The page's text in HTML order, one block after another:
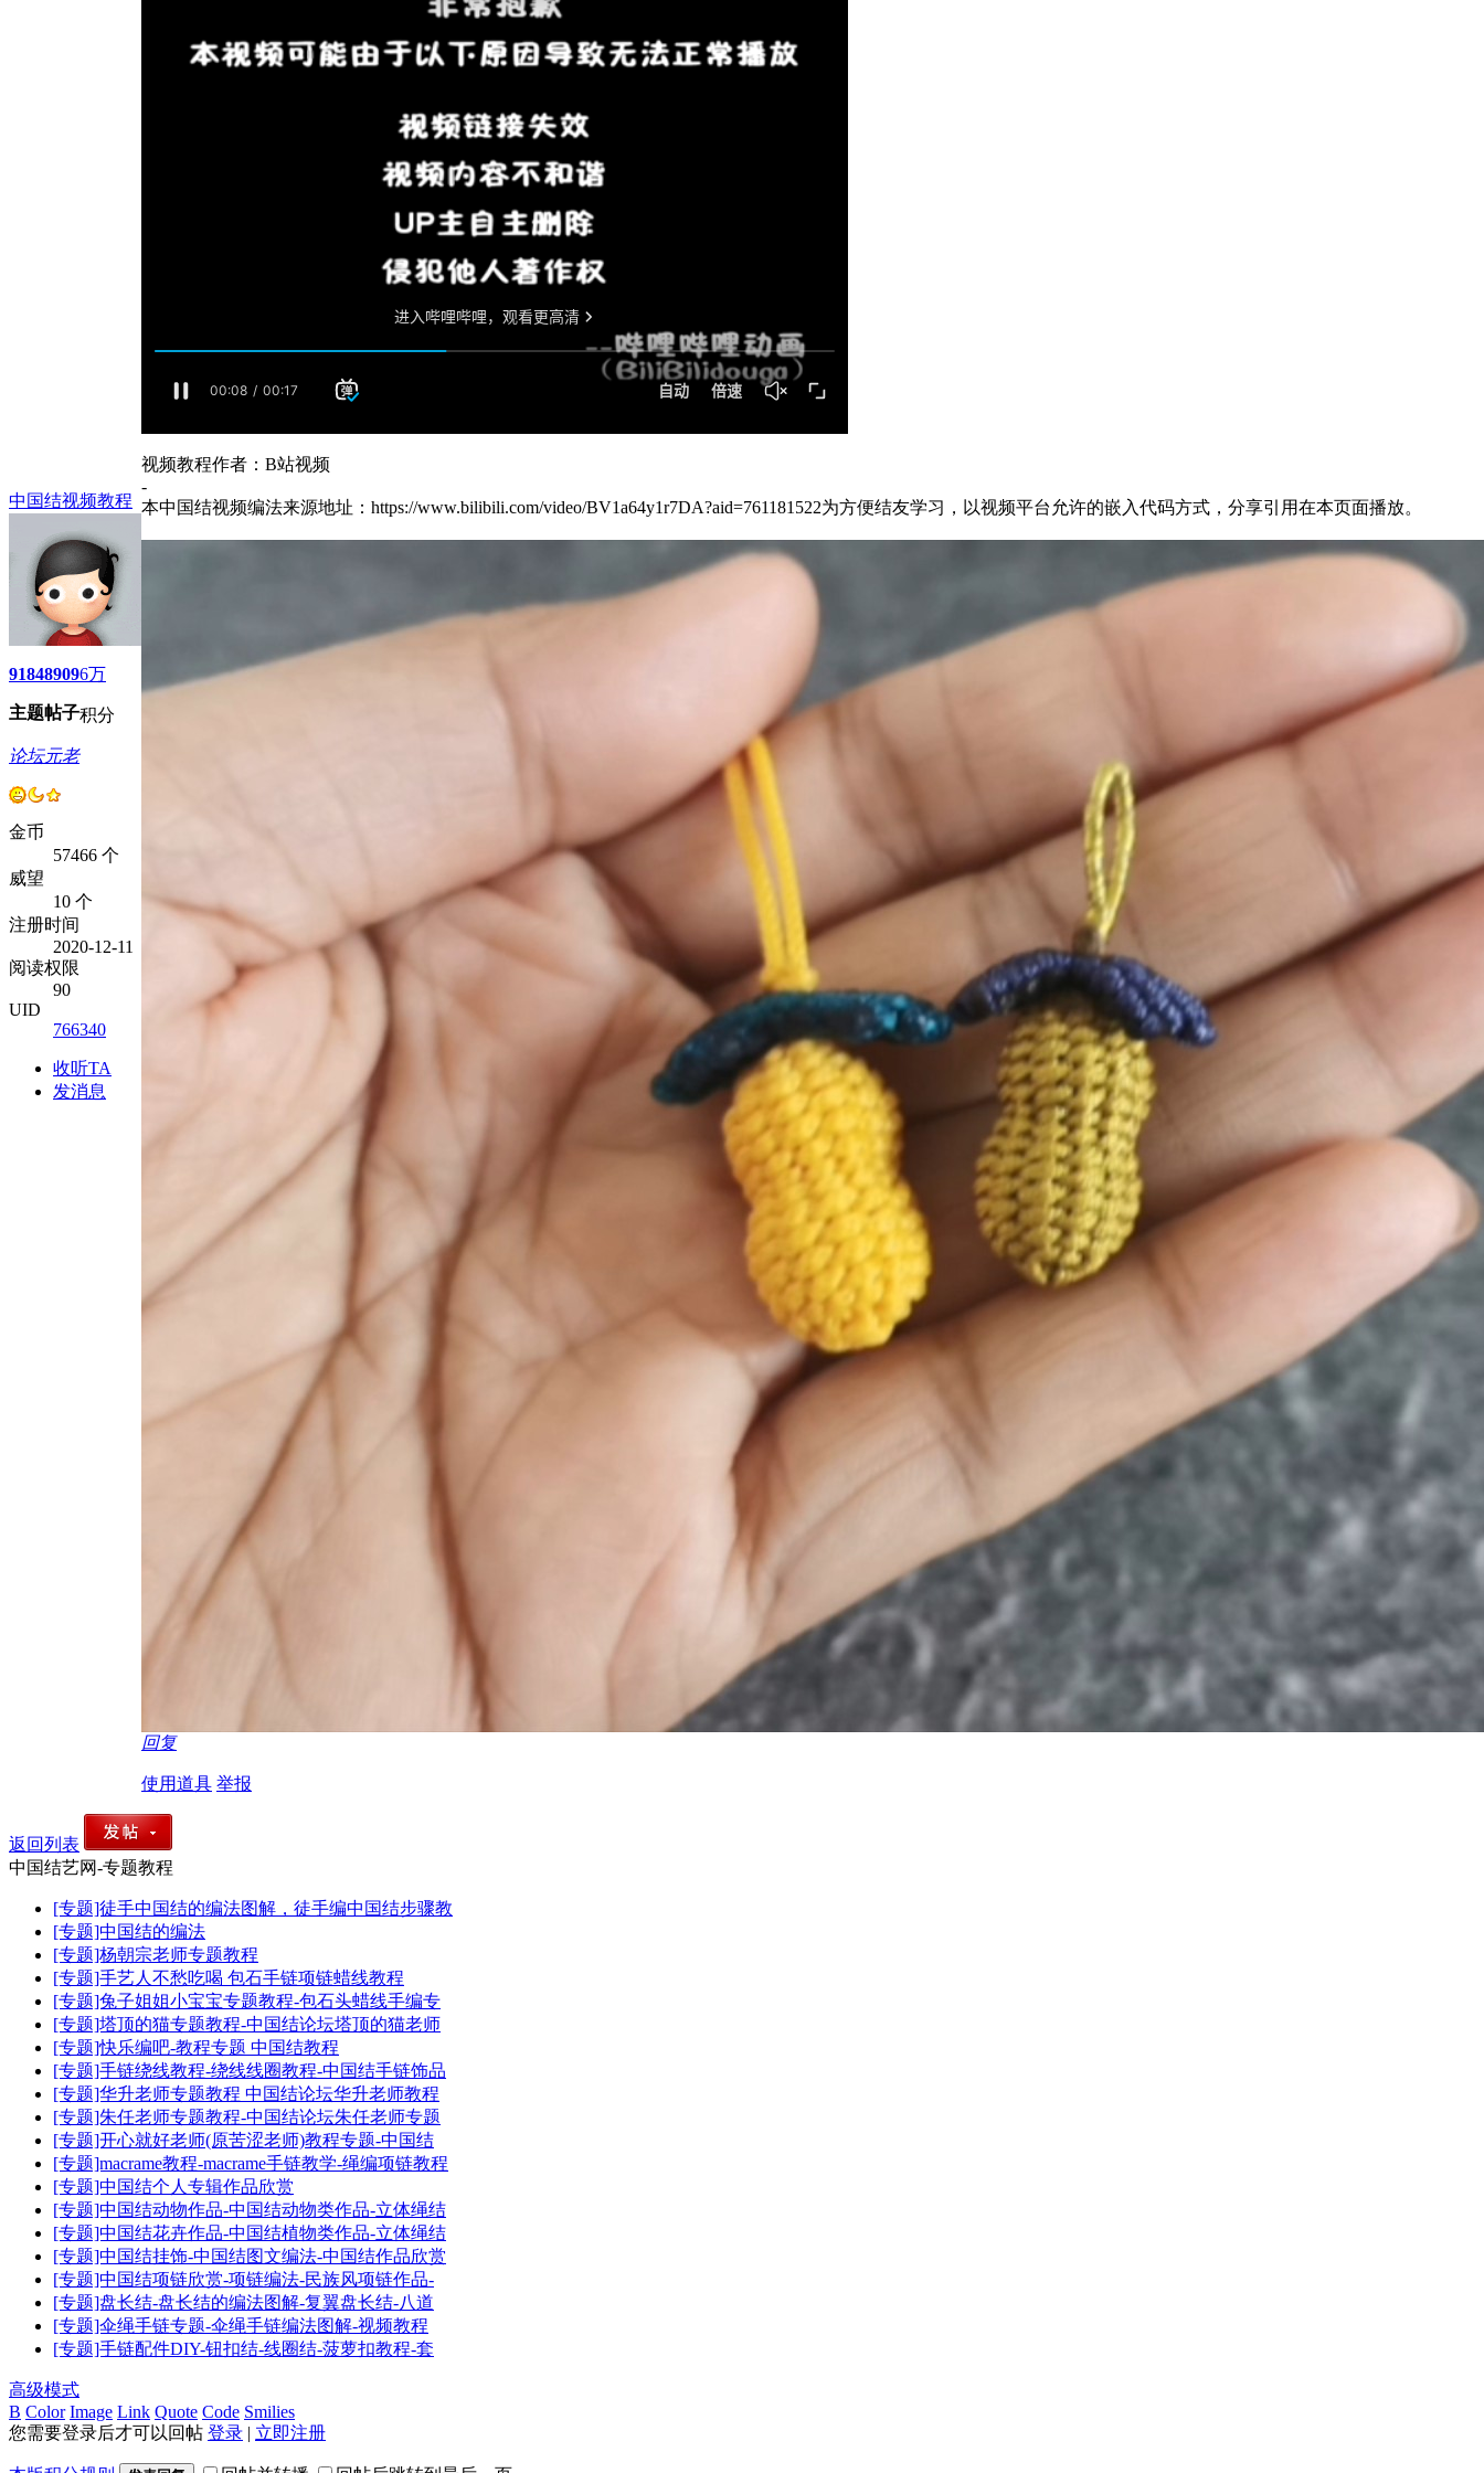
中国结视频教程
9184
主题
8909
帖子
6万
积分
论坛元老
金币
57466 个
威望
10 个
注册时间
2020-12-11
阅读权限
90
UID
766340
收听TA
发消息
视频教程作者：B站视频
-
本中国结视频编法来源地址：https://www.bilibili.com/video/BV1a64y1r7DA?aid=761181522为方便结友学习，以视频平台允许的嵌入代码方式，分享引用在本页面播放。
回复
使用道具 举报
返回列表
中国结艺网-专题教程
[专题]徒手中国结的编法图解，徒手编中国结步骤教
[专题]中国结的编法
[专题]杨朝宗老师专题教程
[专题]手艺人不愁吃喝 包石手链项链蜡线教程
[专题]兔子姐姐小宝宝专题教程-包石头蜡线手编专
[专题]塔顶的猫专题教程-中国结论坛塔顶的猫老师
[专题]快乐编吧-教程专题 中国结教程
[专题]手链绕线教程-绕线线圈教程-中国结手链饰品
[专题]华升老师专题教程 中国结论坛华升老师教程
[专题]朱任老师专题教程-中国结论坛朱任老师专题
[专题]开心就好老师(原苦涩老师)教程专题-中国结
[专题]macrame教程-macrame手链教学-绳编项链教程
[专题]中国结个人专辑作品欣赏
[专题]中国结动物作品-中国结动物类作品-立体绳结
[专题]中国结花卉作品-中国结植物类作品-立体绳结
[专题]中国结挂饰-中国结图文编法-中国结作品欣赏
[专题]中国结项链欣赏-项链编法-民族风项链作品-
[专题]盘长结-盘长结的编法图解-复翼盘长结-八道
[专题]伞绳手链专题-伞绳手链编法图解-视频教程
[专题]手链配件DIY-钮扣结-线圈结-菠萝扣教程-套
高级模式
B Color Image Link Quote Code Smilies
您需要登录后才可以回帖 登录 | 立即注册